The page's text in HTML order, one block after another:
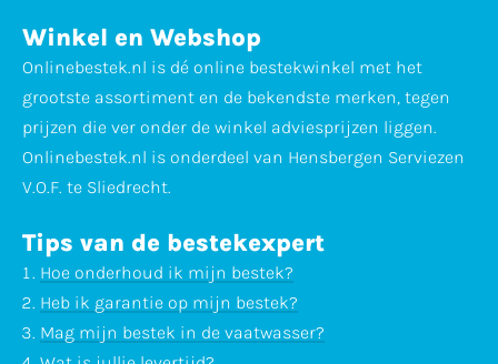
Winkel en Webshop
Onlinebestek.nl is dé online bestekwinkel met het
grootste assortiment en de bekendste merken, tegen
prijzen die ver onder de winkel adviesprijzen liggen.
Onlinebestek.nl is onderdeel van Hensbergen Serviezen
V.O.F. te Sliedrecht.
Tips van de bestekexpert
Hoe onderhoud ik mijn bestek?
Heb ik garantie op mijn bestek?
Mag mijn bestek in de vaatwasser?